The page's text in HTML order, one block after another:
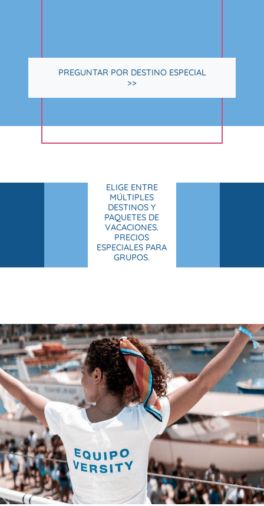
PREGUNTAR POR DESTINO ESPECIAL
>>
ELIGE ENTRE
MÚLTIPLES
DESTINOS Y
PAQUETES DE
VACACIONES.
PRECIOS
ESPECIALES PARA
GRUPOS.